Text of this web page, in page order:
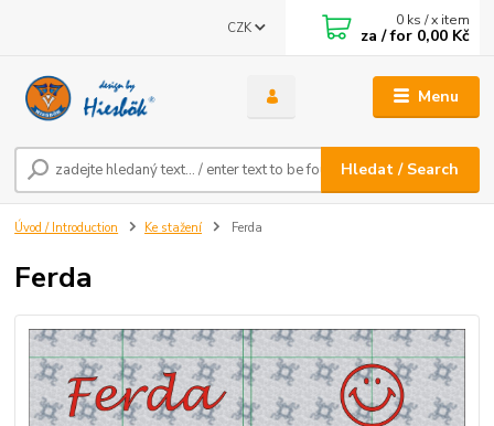
Menu
CZK
Hledat / Search
0 ks / x item
za / for 0,00 Kč
Úvod / Introduction Ke stažení Ferda
Ferda